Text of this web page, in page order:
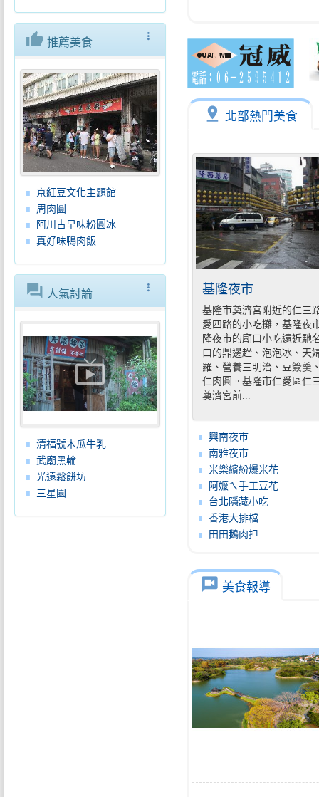
more_vert
thumb_up 推薦美食
京紅豆文化主題館
周肉圓
阿川古早味粉圓冰
真好味鴨肉飯
more_vert
forum 人氣討論
live_tv
清福號木瓜牛乳
武廟黑輪
光遠鬆餅坊
三星園
pin_drop 北部熱門美食
基隆夜市
基隆市奠濟宮附近的仁三
愛四路的小吃攤，基隆夜
隆夜市的廟口小吃遠近馳
口的鼎邊趖、泡泡冰、天
羅、營養三明治、豆簽羹
仁肉圓。基隆市仁愛區仁
奠濟宮前...
興南夜市
南雅夜市
米樂繽紛爆米花
阿嬤ㄟ手工豆花
台北隱藏小吃
香港大排檔
田田鵝肉担
voice_chat 美食報導